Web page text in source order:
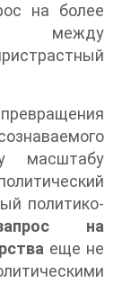
на более
между
масштабу
политико-
на
еще не